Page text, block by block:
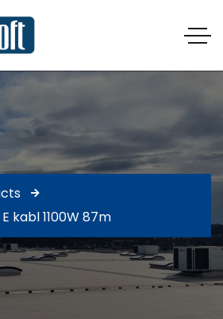
kabl 1100W 87m